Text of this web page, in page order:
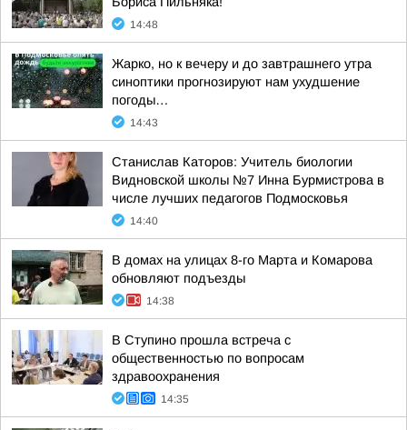
14:48
Жарко, но к вечеру и до завтрашнего утра
синоптики прогнозируют нам ухудшение
погоды…
14:43
Станислав Каторов: Учитель биологии
Видновской школы №7 Инна Бурмистрова в
числе лучших педагогов Подмосковья
14:40
В домах на улицах 8-го Марта и Комарова
обновляют подъезды
14:38
В Ступино прошла встреча с
общественностью по вопросам
здравоохранения
14:35